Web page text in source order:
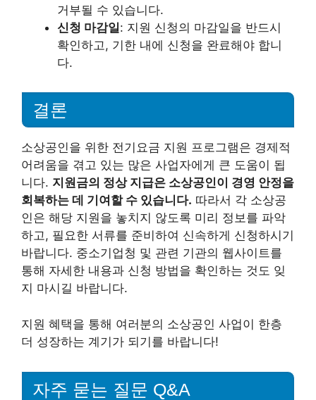
거부될 수 있습니다.
신청 마감일: 지원 신청의 마감일을 반드시
확인하고, 기한 내에 신청을 완료해야 합니
다.
결론
소상공인을 위한 전기요금 지원 프로그램은 경제적
어려움을 겪고 있는 많은 사업자에게 큰 도움이 됩
니다. 지원금의 정상 지급은 소상공인이 경영 안정을
회복하는 데 기여할 수 있습니다. 따라서 각 소상공
인은 해당 지원을 놓치지 않도록 미리 정보를 파악
하고, 필요한 서류를 준비하여 신속하게 신청하시기
바랍니다. 중소기업청 및 관련 기관의 웹사이트를
통해 자세한 내용과 신청 방법을 확인하는 것도 잊
지 마시길 바랍니다.
지원 혜택을 통해 여러분의 소상공인 사업이 한층
더 성장하는 계기가 되기를 바랍니다!
자주 묻는 질문 Q&A